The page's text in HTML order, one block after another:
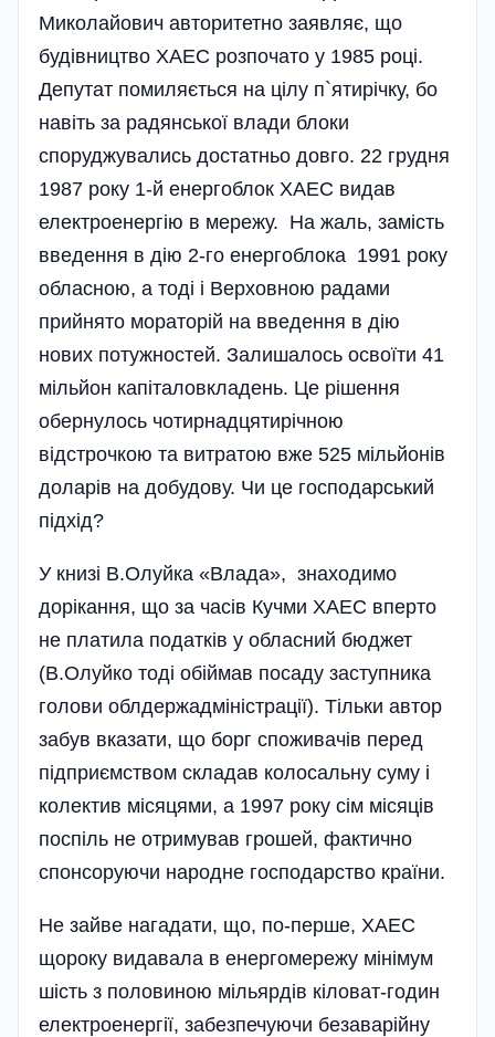
Миколайович авторитетно заявляє, що
будівництво ХАЕС розпочато у 1985 році.
Депутат помиляється на цілу п`я­тирічку, бо
навіть за радянської влади блоки
споруджувались достатньо довго. 22 грудня
1987 року 1-й енергоблок ХАЕС видав
електроенергію в мережу. На жаль, замість
введення в дію 2-го енергоблока 1991 року
обласною, а тоді і Верховною радами
прийнято мораторій на введення в дію
нових потужностей. Залишалось освоїти 41
мільйон капіталовкладень. Це рішення
обернулось чотирнадцятирічною
відстрочкою та витратою вже 525 мільйонів
доларів на добудову. Чи це господарський
підхід?
У книзі В.Олуйка «Влада», знаходимо
дорікання, що за часів Кучми ХАЕС вперто
не платила податків у обласний бюджет
(В.Олуйко тоді обіймав посаду заступника
голови облдержадміністрації). Тільки автор
забув вказати, що борг споживачів перед
підприємством складав колосальну суму і
колектив місяцями, а 1997 року сім місяців
поспіль не отримував грошей, фактично
спонсоруючи народне господарство країни.
Не зайве нагадати, що, по-перше, ХАЕС
щороку видавала в енергомережу мінімум
шість з половиною мільярдів кіловат-годин
електроенергії, забезпечуючи безаварійну